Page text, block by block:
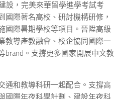
設，完美來華留學進學考試考
國際著名高校、研討機構研修，
國際暑期學校等項目。晉陞高級
教導產教融會、校企協同國際一
brand。支撐更多國家開展中文教
通和教導科研一起配合。支撐高
國際年夜科學計劃、建設年夜科